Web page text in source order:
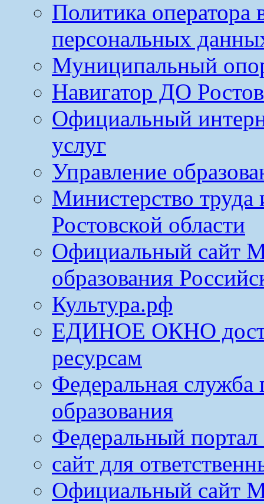
Политика оператора
персональных
Муниципальный
Навигатор ДО
Официальный
услуг
Управление
Министерство труда
Ростовской области
Официальный сайт
образования
Культура.рф
ЕДИНОЕ ОКНО
ресурсам
Федеральная служба
образования
Федеральный портал
сайт для
Официальный сайт